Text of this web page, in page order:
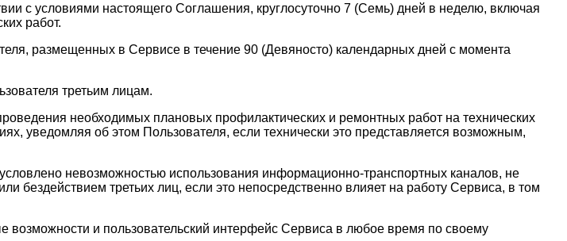
с условиями настоящего Соглашения, круглосуточно 7 (Семь) дней в неделю, включая
работ.
размещенных в Сервисе в течение 90 (Девяносто) календарных дней с момента
третьим лицам.
необходимых плановых профилактических и ремонтных работ на технических
уведомляя об этом Пользователя, если технически это представляется возможным,
невозможностью использования информационно-транспортных каналов, не
третьих лиц, если это непосредственно влияет на работу Сервиса, в том
и пользовательский интерфейс Сервиса в любое время по своему